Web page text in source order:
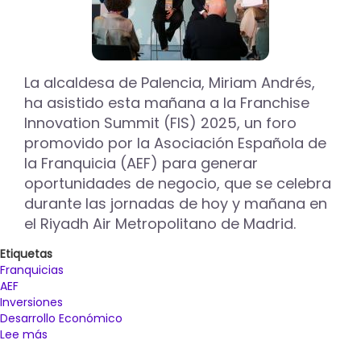
La alcaldesa de Palencia, Miriam Andrés,
ha asistido esta mañana a la Franchise
Innovation Summit (FIS) 2025, un foro
promovido por la Asociación Española de
la Franquicia (AEF) para generar
oportunidades de negocio, que se celebra
durante las jornadas de hoy y mañana en
el Riyadh Air Metropolitano de Madrid.
Etiquetas
Franquicias
AEF
Inversiones
Desarrollo Económico
Lee más